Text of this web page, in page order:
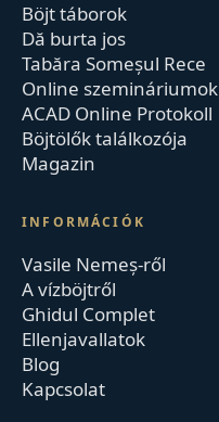
Böjt táborok
Dă burta jos
Tabăra Someșul Rece
Online szemináriumok
ACAD Online Protokoll
Böjtölők találkozója
Magazin
INFORMÁCIÓK
Vasile Nemeș-ről
A vízböjtről
Ghidul Complet
Ellenjavallatok
Blog
Kapcsolat